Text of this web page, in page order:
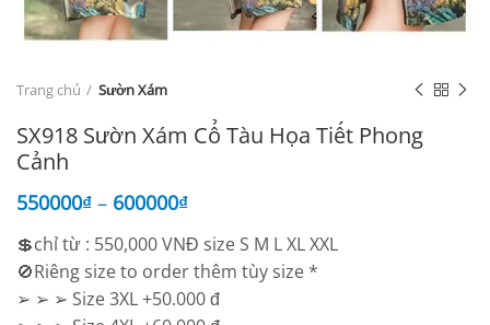
Trang chủ Sườn Xám
SX918 Sườn Xám Cổ Tàu Họa Tiết Phong
Cảnh
550000₫ – 600000₫
💲chỉ từ : 550,000 VNĐ size S M L XL XXL
🚫Riêng size to order thêm tùy size *
➢ ➢ ➢ Size 3XL +50.000 đ